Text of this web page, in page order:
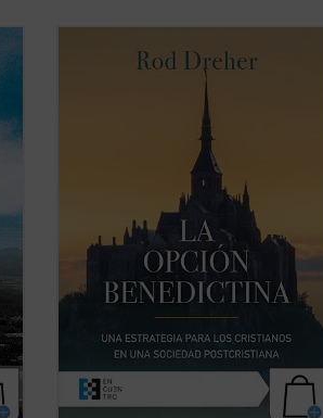
La opción benedictina , posiblemente el
libro de contenido religioso más
importante y discutido de la última
década, propone al lector, en estos
tiempos de confusión, el retorno a la
propuesta de vida de san Benito de
(ver ficha)